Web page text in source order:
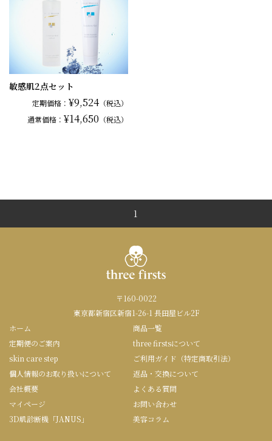
敏感肌2点セット
定期価格：¥9,524 （税込）
通常価格：¥14,650 （税込）
1
〒160-0022
東京都新宿区新宿1-26-1 長田屋ビル2F
ホーム
商品一覧
定期便のご案内
three firstsについて
skin care step
ご利用ガイド（特定商取引法）
個人情報のお取り扱いについて
返品・交換について
会社概要
よくある質問
マイページ
お問い合わせ
3D肌診断機「JANUS」
美容コラム